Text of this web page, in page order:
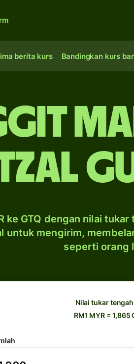
berita kurs Bandingkan kurs
ke GTQ dengan nilai
untuk mengirim,
seperti orang
Nilai tukar tengah
RM1 MYR = 1,865